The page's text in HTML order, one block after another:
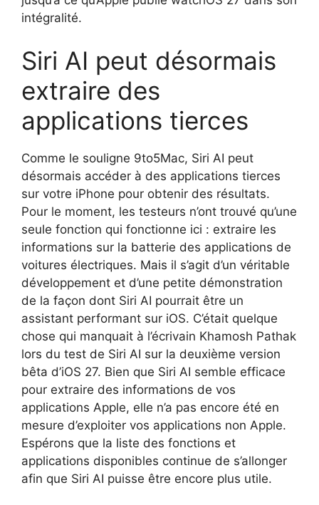
intégralité.
Siri AI peut désormais
extraire des
applications tierces
Comme le souligne 9to5Mac, Siri AI peut
désormais accéder à des applications tierces
sur votre iPhone pour obtenir des résultats.
Pour le moment, les testeurs n’ont trouvé qu’une
seule fonction qui fonctionne ici : extraire les
informations sur la batterie des applications de
voitures électriques. Mais il s’agit d’un véritable
développement et d’une petite démonstration
de la façon dont Siri AI pourrait être un
assistant performant sur iOS. C’était quelque
chose qui manquait à l’écrivain Khamosh Pathak
lors du test de Siri AI sur la deuxième version
bêta d’iOS 27. Bien que Siri AI semble efficace
pour extraire des informations de vos
applications Apple, elle n’a pas encore été en
mesure d’exploiter vos applications non Apple.
Espérons que la liste des fonctions et
applications disponibles continue de s’allonger
afin que Siri AI puisse être encore plus utile.